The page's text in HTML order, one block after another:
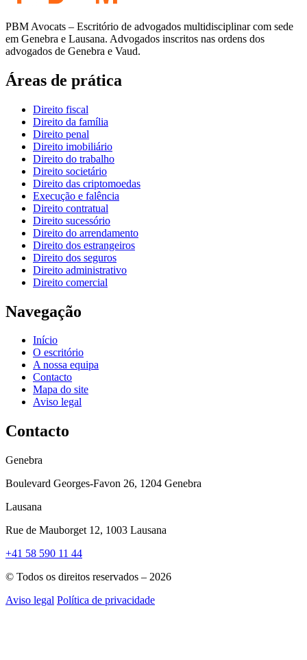
PBM Avocats – Escritório de advogados multidisciplinar com sede
em Genebra e Lausana. Advogados inscritos nas ordens dos
advogados de Genebra e Vaud.
Áreas de prática
Direito fiscal
Direito da família
Direito penal
Direito imobiliário
Direito do trabalho
Direito societário
Direito das criptomoedas
Execução e falência
Direito contratual
Direito sucessório
Direito do arrendamento
Direito dos estrangeiros
Direito dos seguros
Direito administrativo
Direito comercial
Navegação
Início
O escritório
A nossa equipa
Contacto
Mapa do site
Aviso legal
Contacto
Genebra
Boulevard Georges-Favon 26, 1204 Genebra
Lausana
Rue de Mauborget 12, 1003 Lausana
+41 58 590 11 44
© Todos os direitos reservados – 2026
Aviso legal Política de privacidade